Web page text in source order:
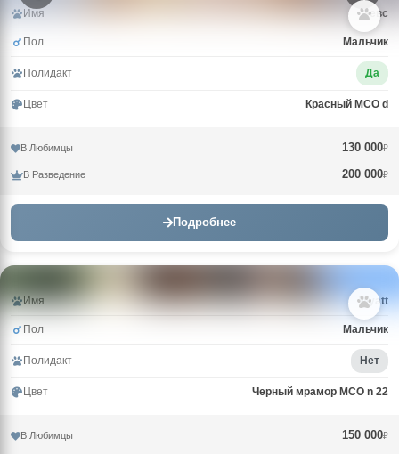
Имя Зевс
Пол Мальчик
Полидакт Да
Цвет Красный MCO d
В Любимцы 130 000₽
В Разведение 200 000₽
Подробнее
Имя Wyatt
Пол Мальчик
Полидакт Нет
Цвет Черный мрамор MCO n 22
В Любимцы 150 000₽